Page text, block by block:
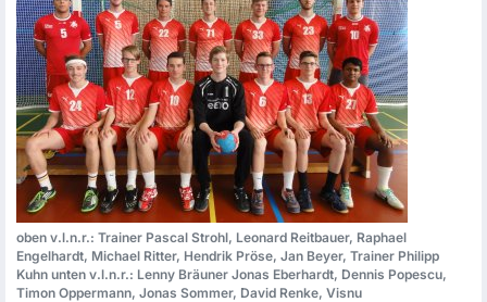
oben v.l.n.r.: Trainer Pascal Strohl, Leonard Reitbauer, Raphael
Engelhardt, Michael Ritter, Hendrik Pröse, Jan Beyer, Trainer Philipp
Kuhn unten v.l.n.r.: Lenny Bräuner Jonas Eberhardt, Dennis Popescu,
Timon Oppermann, Jonas Sommer, David Renke, Visnu